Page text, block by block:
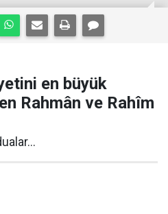
en büyük
Rahmân ve Rahîm